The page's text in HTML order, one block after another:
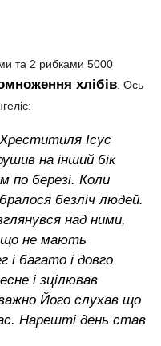
та 2 рибками 5000
хлібів . Ось
Хреститиля Ісус
на інший бік
по березі. Коли
безліч людей.
над ними,
що не мають
і багато і довго
і зцілював
Його слухав що
Нарешті день став